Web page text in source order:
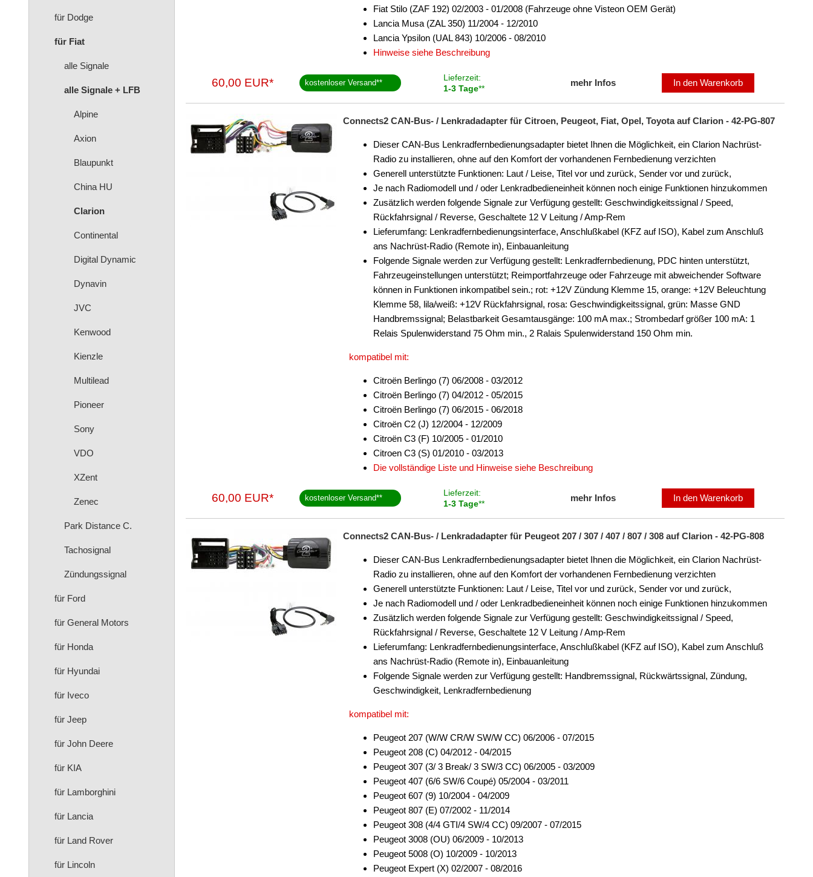
für Dodge
für Fiat
alle Signale
alle Signale + LFB
Alpine
Axion
Blaupunkt
China HU
Clarion
Continental
Digital Dynamic
Dynavin
JVC
Kenwood
Kienzle
Multilead
Pioneer
Sony
VDO
XZent
Zenec
Park Distance C.
Tachosignal
Zündungssignal
für Ford
für General Motors
für Honda
für Hyundai
für Iveco
für Jeep
für John Deere
für KIA
für Lamborghini
für Lancia
für Land Rover
für Lincoln
Fiat Stilo (ZAF 192) 02/2003 - 01/2008 (Fahrzeuge ohne Visteon OEM Gerät)
Lancia Musa (ZAL 350) 11/2004 - 12/2010
Lancia Ypsilon (UAL 843) 10/2006 - 08/2010
Hinweise siehe Beschreibung
60,00 EUR* kostenloser Versand**
Lieferzeit:
1-3 Tage**
mehr Infos In den Warenkorb
Connects2 CAN-Bus- / Lenkradadapter für Citroen, Peugeot, Fiat, Opel, Toyota auf Clarion - 42-PG-807
Dieser CAN-Bus Lenkradfernbedienungsadapter bietet Ihnen die Möglichkeit, ein Clarion Nachrüst-
Radio zu installieren, ohne auf den Komfort der vorhandenen Fernbedienung verzichten
Generell unterstützte Funktionen: Laut / Leise, Titel vor und zurück, Sender vor und zurück,
Je nach Radiomodell und / oder Lenkradbedieneinheit können noch einige Funktionen hinzukommen
Zusätzlich werden folgende Signale zur Verfügung gestellt: Geschwindigkeitssignal / Speed,
Rückfahrsignal / Reverse, Geschaltete 12 V Leitung / Amp-Rem
Lieferumfang: Lenkradfernbedienungsinterface, Anschlußkabel (KFZ auf ISO), Kabel zum Anschluß
ans Nachrüst-Radio (Remote in), Einbauanleitung
Folgende Signale werden zur Verfügung gestellt: Lenkradfernbedienung, PDC hinten unterstützt,
Fahrzeugeinstellungen unterstützt; Reimportfahrzeuge oder Fahrzeuge mit abweichender Software
können in Funktionen inkompatibel sein.; rot: +12V Zündung Klemme 15, orange: +12V Beleuchtung
Klemme 58, lila/weiß: +12V Rückfahrsignal, rosa: Geschwindigkeitssignal, grün: Masse GND
Handbremssignal; Belastbarkeit Gesamtausgänge: 100 mA max.; Strombedarf größer 100 mA: 1
Relais Spulenwiderstand 75 Ohm min., 2 Ralais Spulenwiderstand 150 Ohm min.
kompatibel mit:
Citroën Berlingo (7) 06/2008 - 03/2012
Citroën Berlingo (7) 04/2012 - 05/2015
Citroën Berlingo (7) 06/2015 - 06/2018
Citroën C2 (J) 12/2004 - 12/2009
Citroën C3 (F) 10/2005 - 01/2010
Citroen C3 (S) 01/2010 - 03/2013
Die vollständige Liste und Hinweise siehe Beschreibung
60,00 EUR* kostenloser Versand**
Lieferzeit:
1-3 Tage**
mehr Infos In den Warenkorb
Connects2 CAN-Bus- / Lenkradadapter für Peugeot 207 / 307 / 407 / 807 / 308 auf Clarion - 42-PG-808
Dieser CAN-Bus Lenkradfernbedienungsadapter bietet Ihnen die Möglichkeit, ein Clarion Nachrüst-
Radio zu installieren, ohne auf den Komfort der vorhandenen Fernbedienung verzichten
Generell unterstützte Funktionen: Laut / Leise, Titel vor und zurück, Sender vor und zurück,
Je nach Radiomodell und / oder Lenkradbedieneinheit können noch einige Funktionen hinzukommen
Zusätzlich werden folgende Signale zur Verfügung gestellt: Geschwindigkeitssignal / Speed,
Rückfahrsignal / Reverse, Geschaltete 12 V Leitung / Amp-Rem
Lieferumfang: Lenkradfernbedienungsinterface, Anschlußkabel (KFZ auf ISO), Kabel zum Anschluß
ans Nachrüst-Radio (Remote in), Einbauanleitung
Folgende Signale werden zur Verfügung gestellt: Handbremssignal, Rückwärtssignal, Zündung,
Geschwindigkeit, Lenkradfernbedienung
kompatibel mit:
Peugeot 207 (W/W CR/W SW/W CC) 06/2006 - 07/2015
Peugeot 208 (C) 04/2012 - 04/2015
Peugeot 307 (3/ 3 Break/ 3 SW/3 CC) 06/2005 - 03/2009
Peugeot 407 (6/6 SW/6 Coupé) 05/2004 - 03/2011
Peugeot 607 (9) 10/2004 - 04/2009
Peugeot 807 (E) 07/2002 - 11/2014
Peugeot 308 (4/4 GTI/4 SW/4 CC) 09/2007 - 07/2015
Peugeot 3008 (OU) 06/2009 - 10/2013
Peugeot 5008 (O) 10/2009 - 10/2013
Peugeot Expert (X) 02/2007 - 08/2016